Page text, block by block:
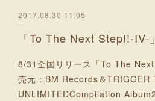
2017.08.30 11:05
8/31全国リリース「To The
売元：BM Records＆TRIGGER
UNLIMITEDCompilation